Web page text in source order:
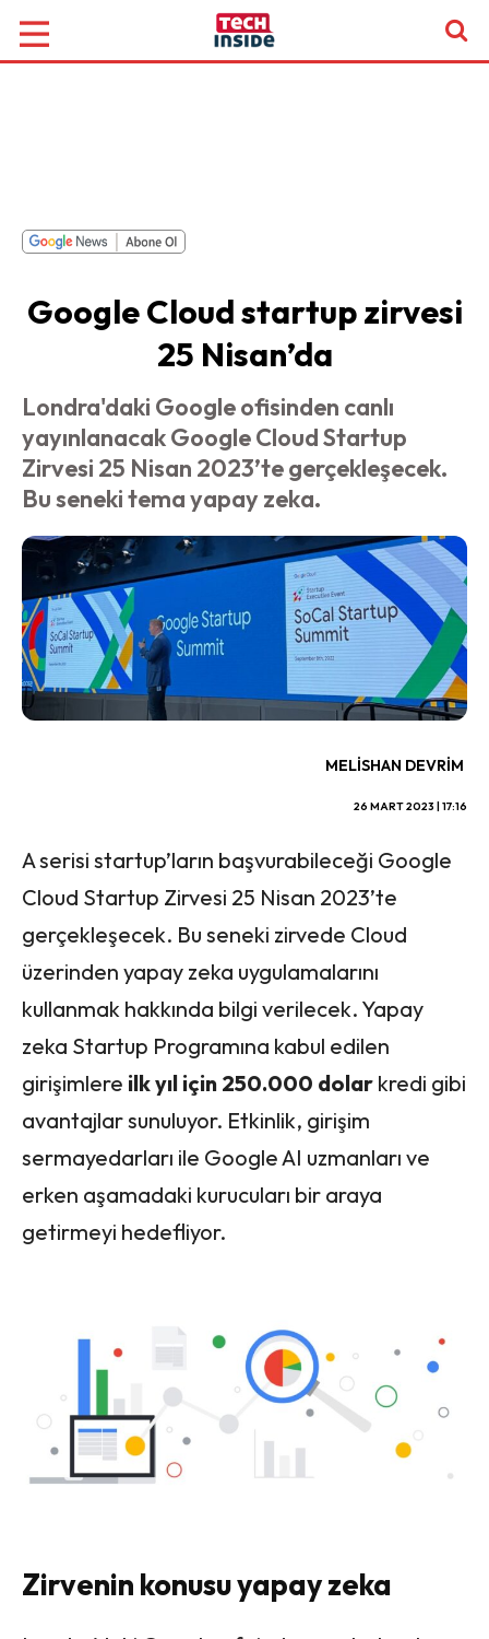
Google Cloud startup zirvesi
25 Nisan’da
Londra'daki Google ofisinden canlı
yayınlanacak Google Cloud Startup
Zirvesi 25 Nisan 2023’te gerçekleşecek.
Bu seneki tema yapay zeka.
MELISHAN DEVRIM
26 MART 2023 | 17:16
A serisi startup’ların başvurabileceği Google
Cloud Startup Zirvesi 25 Nisan 2023’te
gerçekleşecek. Bu seneki zirvede Cloud
üzerinden yapay zeka uygulamalarını
kullanmak hakkında bilgi verilecek. Yapay
zeka Startup Programına kabul edilen
girişimlere ilk yıl için 250.000 dolar kredi gibi
avantajlar sunuluyor. Etkinlik, girişim
sermayedarları ile Google AI uzmanları ve
erken aşamadaki kurucuları bir araya
getirmeyi hedefliyor.
Zirvenin konusu yapay zeka